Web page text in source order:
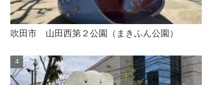
吹田市 山田西第２公園（まきふん公園）